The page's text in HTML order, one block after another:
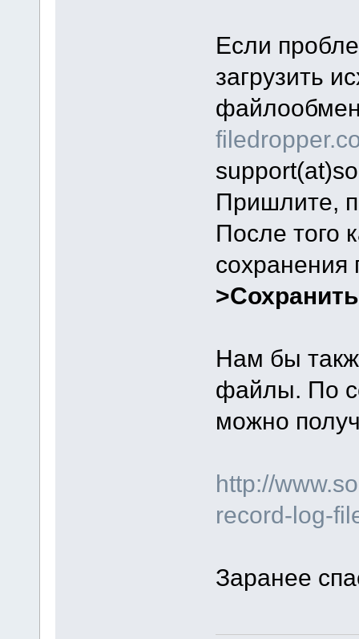
Если
загрузить
Пришлите,
После того
Нам бы
файлы. По
можно
http://
record-log-
Заранее